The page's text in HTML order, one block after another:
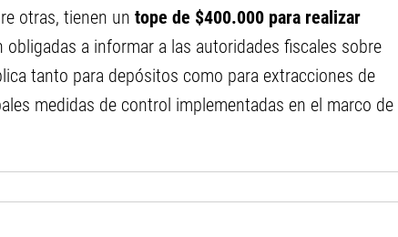
otras, tienen un tope de $400.000 para realizar
a informar a las autoridades fiscales sobre
tanto para depósitos como para extracciones de
medidas de control implementadas en el marco de